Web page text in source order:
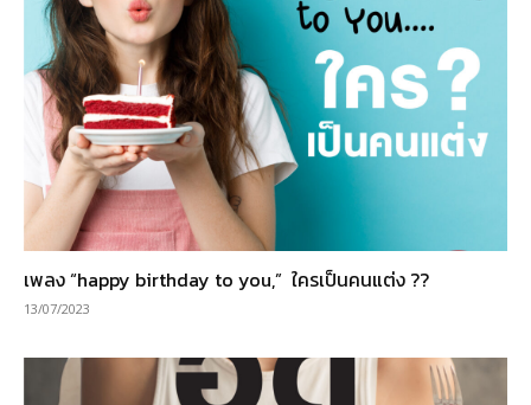
เพลง “happy birthday to you,” ใครเป็นคนแต่ง ??
13/07/2023